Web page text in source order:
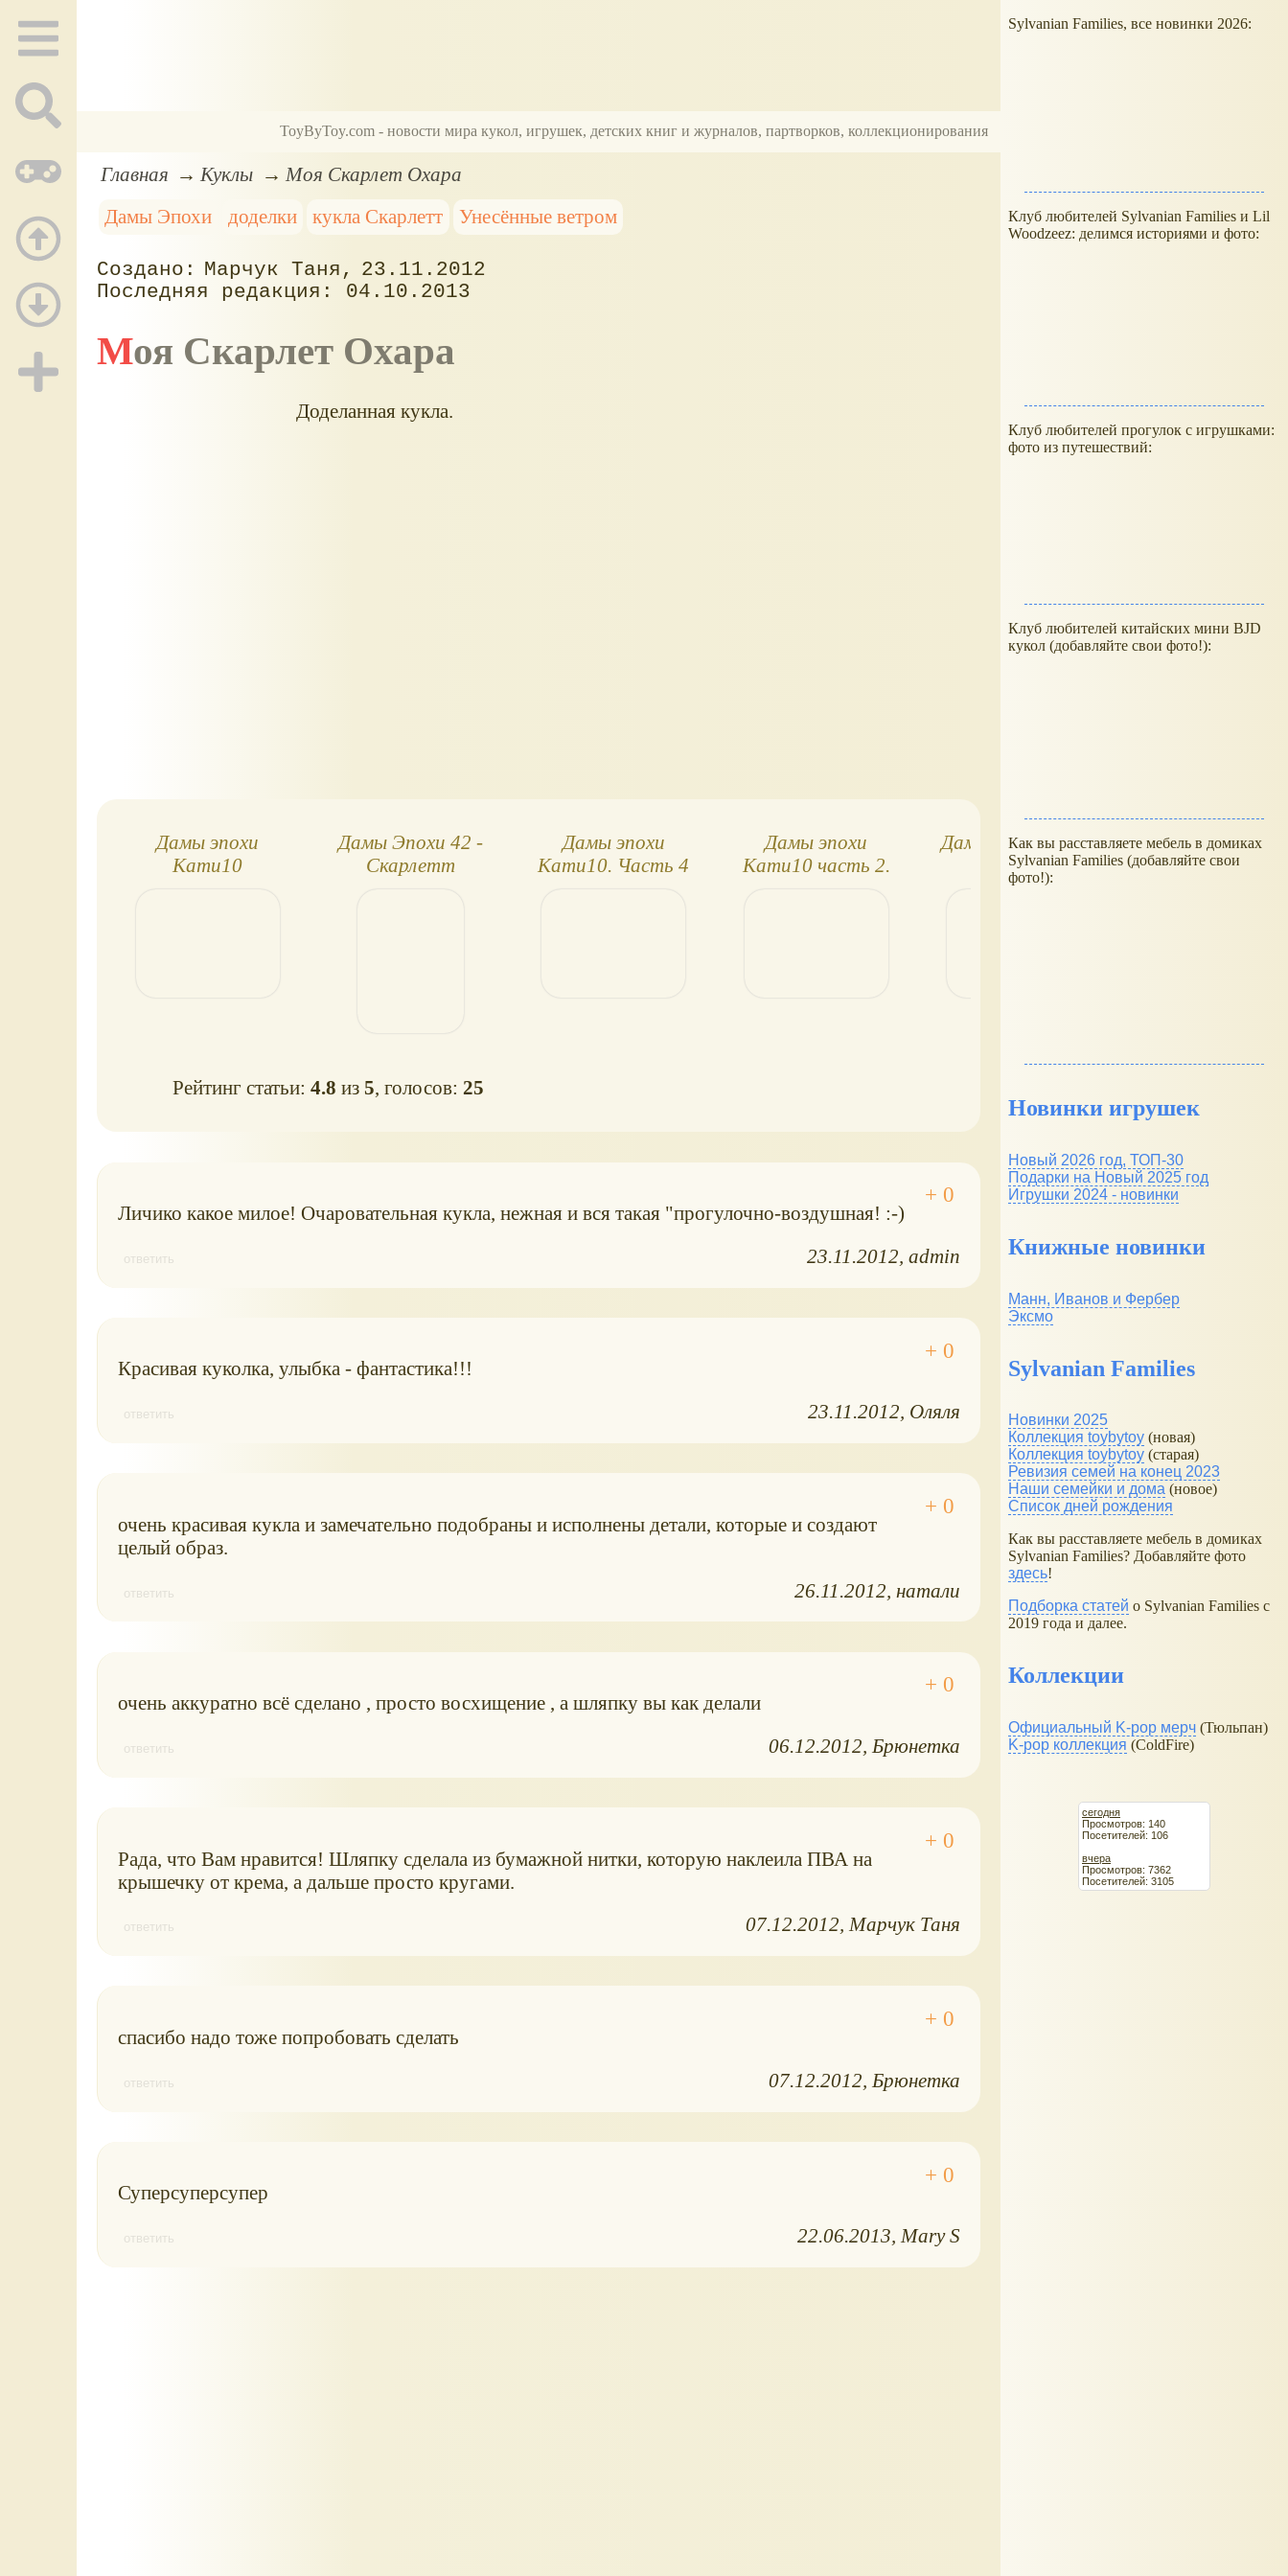
ToyByToy.com - новости мира кукол, игрушек, детских книг и журналов, партворков, коллекционирования
Главная Куклы
Моя Скарлет Охара
Дамы Эпохи
доделки кукла Скарлетт Унесённые ветром
Марчук Таня
23.11.2012
04.10.2013
Моя Скарлет Охара
Доделанная кукла.
Дамы эпохи
Кати10
Дамы Эпохи 42 -
Скарлетт
Дамы эпохи
Кати10. Часть 4
Дамы эпохи
Кати10 часть 2.
Дамы эпохи Кати
10 часть 5
Дамы эпохи
Кати10
Рейтинг статьи:4.8 из5, голосов:25
Личико какое милое! Очаровательная кукла, нежная и вся такая "прогулочно-воздушная! :-)
ответить 23.11.2012 admin
Красивая куколка, улыбка - фантастика!!!
ответить 23.11.2012 Оляля
очень красивая кукла и замечательно подобраны и исполнены детали, которые и создают
целый образ.
ответить 26.11.2012 натали
очень аккуратно всё сделано , просто восхищение , а шляпку вы как делали
ответить 06.12.2012 Брюнетка
Рада, что Вам нравится! Шляпку сделала из бумажной нитки, которую наклеила ПВА на
крышечку от крема, а дальше просто кругами.
ответить 07.12.2012 Марчук Таня
спасибо надо тоже попробовать сделать
ответить 07.12.2012 Брюнетка
Суперсуперсупер
ответить 22.06.2013 Mary S
Sylvanian Families, все новинки 2026:
Клуб любителей Sylvanian Families и Lil
Woodzeez: делимся историями и фото:
Клуб любителей прогулок с игрушками:
фото из путешествий:
Клуб любителей китайских мини BJD
кукол (добавляйте свои фото!):
Как вы расставляете мебель в домиках
Sylvanian Families (добавляйте свои
фото!):
Новинки игрушек
Новый 2026 год, ТОП-30
Подарки на Новый 2025 год
Игрушки 2024 - новинки
Книжные новинки
Манн, Иванов и Фербер
Эксмо
Sylvanian Families
Новинки 2025
Коллекция toybytoy (новая)
Коллекция toybytoy (старая)
Ревизия семей на конец 2023
Наши семейки и дома (новое)
Список дней рождения
Как вы расставляете мебель в домиках
Sylvanian Families? Добавляйте фото
здесь!
Подборка статей о Sylvanian Families с
2019 года и далее.
Коллекции
Официальный K-pop мерч (Тюльпан)
K-pop коллекция (ColdFire)
сегодня
Просмотров: 140
Посетителей: 106
вчера
Просмотров: 7362
Посетителей: 3105